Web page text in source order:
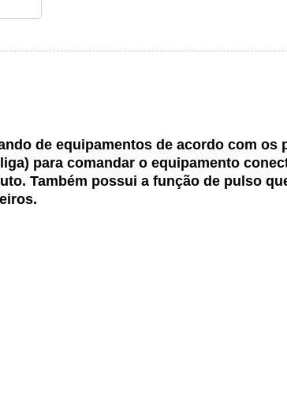
de equipamentos de acordo com os
para comandar o equipamento
Também possui a função de pulso